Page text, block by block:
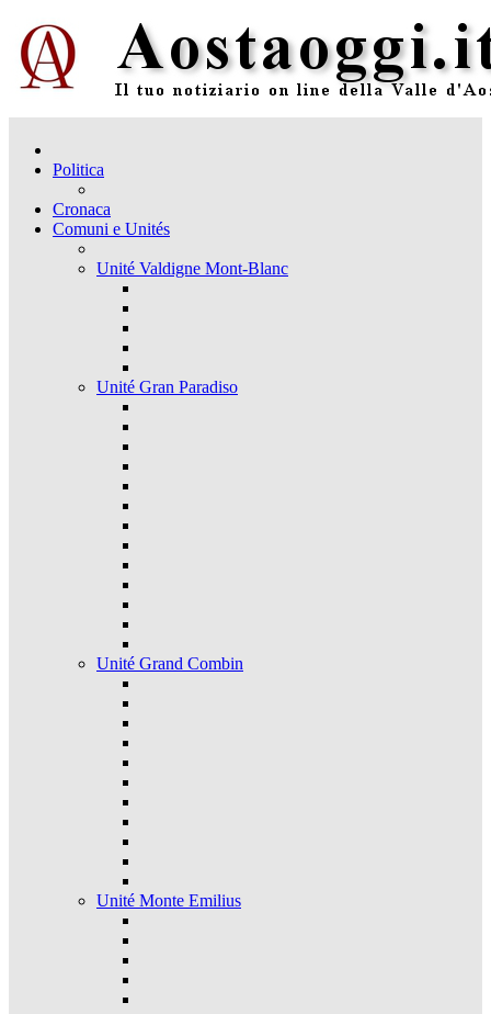
Politica
Cronaca
Comuni e Unités
Unité Valdigne Mont-Blanc
Unité Gran Paradiso
Unité Grand Combin
Unité Monte Emilius